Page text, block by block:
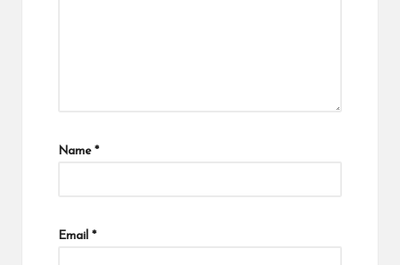
Name *
Email *